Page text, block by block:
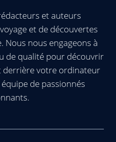
et auteurs
et de découvertes
Nous nous engageons à
de qualité pour découvrir
derrière votre ordinateur
de passionnés